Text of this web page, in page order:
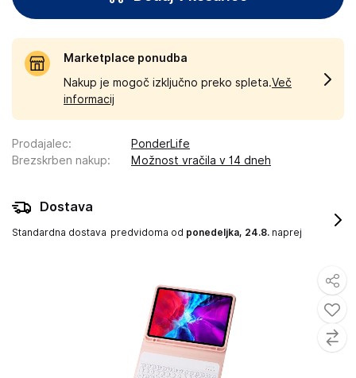
Marketplace ponudba
Nakup je mogoč izključno preko spleta.Več
informacij
Prodajalec:
PonderLife
Brezskrben nakup: Možnost vračila v 14 dneh
Dostava
Standardna dostava predvidoma od ponedeljka, 24.8. naprej